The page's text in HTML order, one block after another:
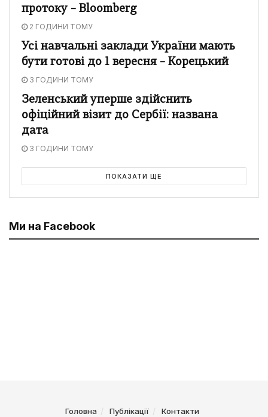
протоку – Bloomberg
2 ГОДИНИ ТОМУ
Усі навчальні заклади України мають
бути готові до 1 вересня – Корецький
3 ГОДИНИ ТОМУ
Зеленський уперше здійснить
офіційний візит до Сербії: названа
дата
3 ГОДИНИ ТОМУ
ПОКАЗАТИ ЩЕ
Ми на Facebook
Головна Публікації Контакти